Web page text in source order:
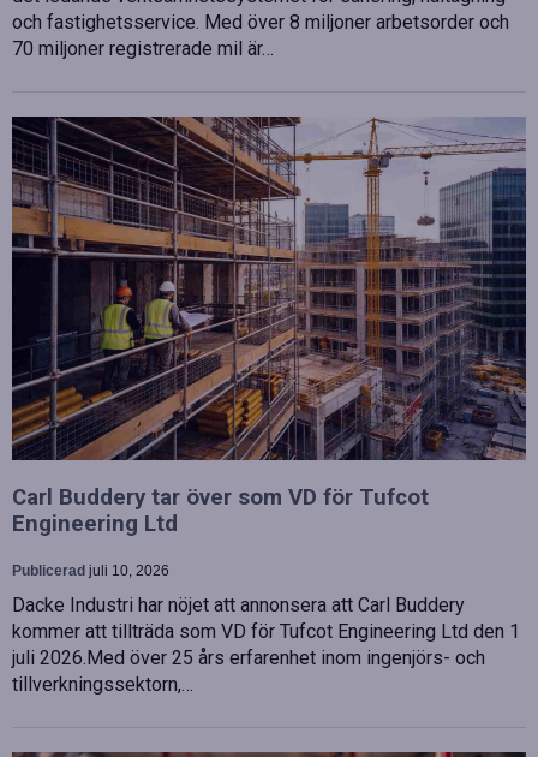
och fastighetsservice. Med över 8 miljoner arbetsorder och
70 miljoner registrerade mil är…
Carl Buddery tar över som VD för Tufcot
Engineering Ltd
Publicerad juli 10, 2026
Dacke Industri har nöjet att annonsera att Carl Buddery
kommer att tillträda som VD för Tufcot Engineering Ltd den 1
juli 2026.Med över 25 års erfarenhet inom ingenjörs- och
tillverkningssektorn,…